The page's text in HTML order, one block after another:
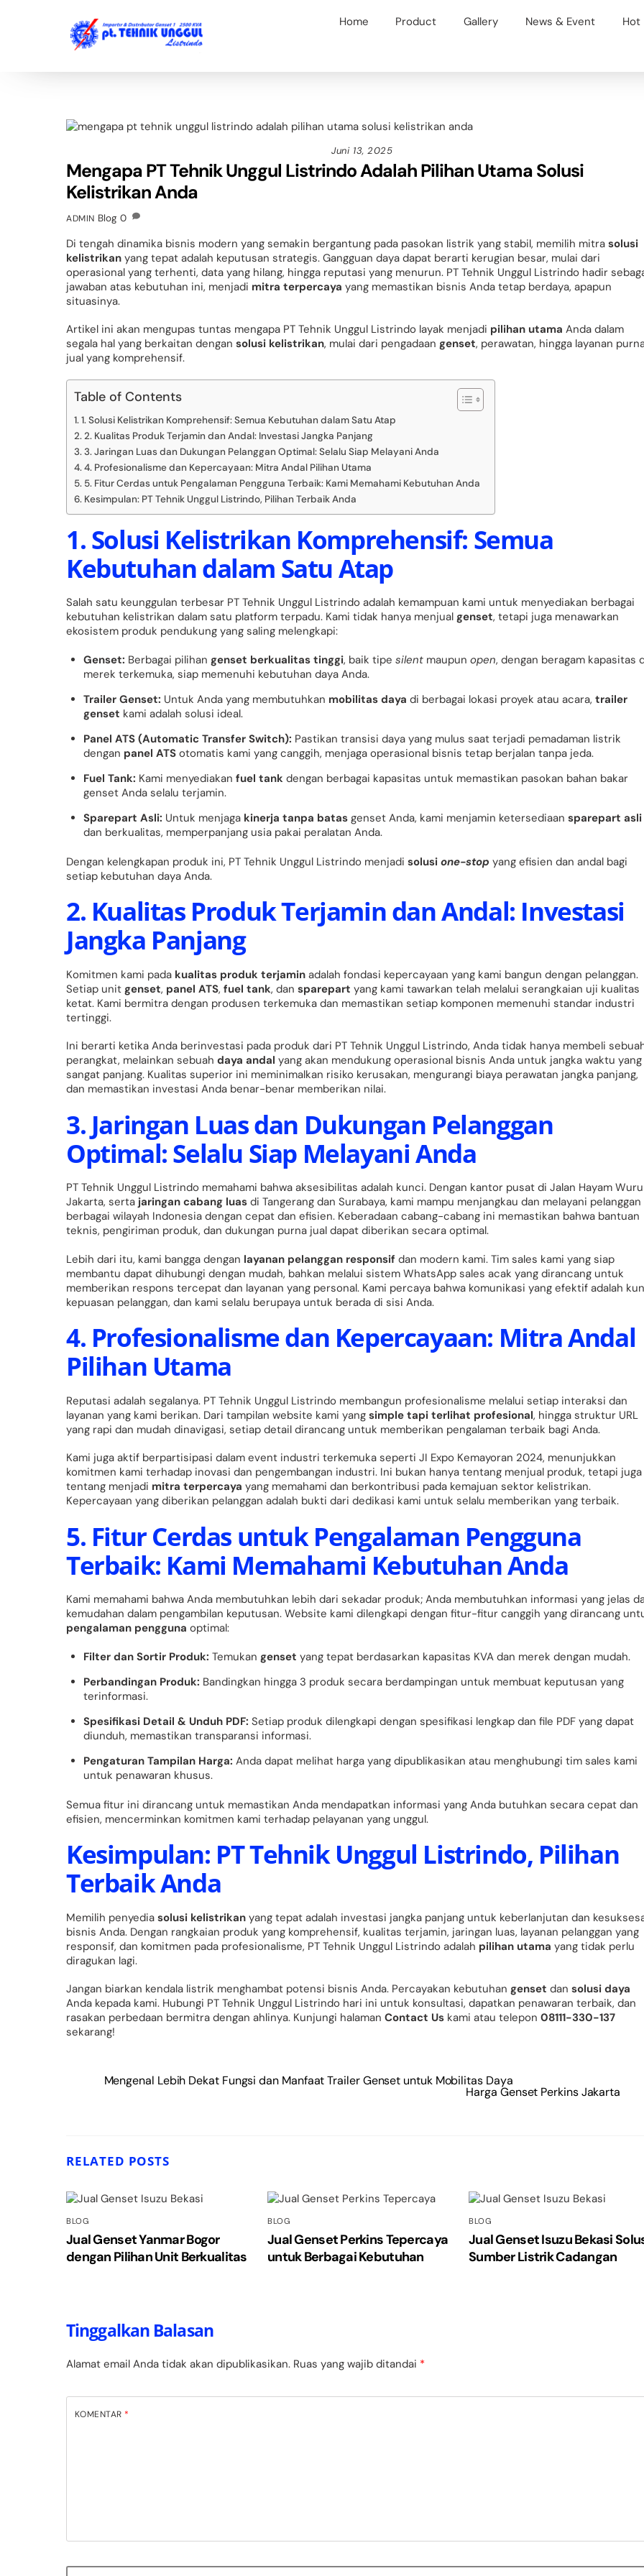
Home Product Gallery News & Event Hot
Juni 13, 2025
Mengapa PT Tehnik Unggul Listrindo Adalah Pilihan Utama Solusi
Kelistrikan Anda
ADMIN Blog 0
Di tengah dinamika bisnis modern yang semakin bergantung pada pasokan listrik yang stabil, memilih mitra solusi
kelistrikan yang tepat adalah keputusan strategis. Gangguan daya dapat berarti kerugian besar, mulai dari
operasional yang terhenti, data yang hilang, hingga reputasi yang menurun. PT Tehnik Unggul Listrindo hadir
jawaban atas kebutuhan ini, menjadi mitra terpercaya yang memastikan bisnis Anda tetap berdaya, apapun
situasinya.
Artikel ini akan mengupas tuntas mengapa PT Tehnik Unggul Listrindo layak menjadi pilihan utama Anda dalam
segala hal yang berkaitan dengan solusi kelistrikan, mulai dari pengadaan genset, perawatan, hingga layanan
jual yang komprehensif.
Table of Contents
1. Solusi Kelistrikan Komprehensif: Semua Kebutuhan dalam Satu Atap
2. Kualitas Produk Terjamin dan Andal: Investasi Jangka Panjang
3. Jaringan Luas dan Dukungan Pelanggan Optimal: Selalu Siap Melayani Anda
4. Profesionalisme dan Kepercayaan: Mitra Andal Pilihan Utama
5. Fitur Cerdas untuk Pengalaman Pengguna Terbaik: Kami Memahami Kebutuhan Anda
Kesimpulan: PT Tehnik Unggul Listrindo, Pilihan Terbaik Anda
1. Solusi Kelistrikan Komprehensif: Semua
Kebutuhan dalam Satu Atap
Salah satu keunggulan terbesar PT Tehnik Unggul Listrindo adalah kemampuan kami untuk menyediakan berbagai
kebutuhan kelistrikan dalam satu platform terpadu. Kami tidak hanya menjual genset, tetapi juga menawarkan
ekosistem produk pendukung yang saling melengkapi:
Genset: Berbagai pilihan genset berkualitas tinggi, baik tipe silent maupun open, dengan beragam kapasitas
merek terkemuka, siap memenuhi kebutuhan daya Anda.
Trailer Genset: Untuk Anda yang membutuhkan mobilitas daya di berbagai lokasi proyek atau acara, trailer
genset kami adalah solusi ideal.
Panel ATS (Automatic Transfer Switch): Pastikan transisi daya yang mulus saat terjadi pemadaman listrik
dengan panel ATS otomatis kami yang canggih, menjaga operasional bisnis tetap berjalan tanpa jeda.
Fuel Tank: Kami menyediakan fuel tank dengan berbagai kapasitas untuk memastikan pasokan bahan bakar
genset Anda selalu terjamin.
Sparepart Asli: Untuk menjaga kinerja tanpa batas genset Anda, kami menjamin ketersediaan sparepart asli
dan berkualitas, memperpanjang usia pakai peralatan Anda.
Dengan kelengkapan produk ini, PT Tehnik Unggul Listrindo menjadi solusi one-stop yang efisien dan andal bagi
setiap kebutuhan daya Anda.
2. Kualitas Produk Terjamin dan Andal: Investasi
Jangka Panjang
Komitmen kami pada kualitas produk terjamin adalah fondasi kepercayaan yang kami bangun dengan pelanggan.
Setiap unit genset, panel ATS, fuel tank, dan sparepart yang kami tawarkan telah melalui serangkaian uji kualitas
ketat. Kami bermitra dengan produsen terkemuka dan memastikan setiap komponen memenuhi standar industri
tertinggi.
Ini berarti ketika Anda berinvestasi pada produk dari PT Tehnik Unggul Listrindo, Anda tidak hanya membeli
perangkat, melainkan sebuah daya andal yang akan mendukung operasional bisnis Anda untuk jangka waktu yang
sangat panjang. Kualitas superior ini meminimalkan risiko kerusakan, mengurangi biaya perawatan jangka panjang,
dan memastikan investasi Anda benar-benar memberikan nilai.
3. Jaringan Luas dan Dukungan Pelanggan
Optimal: Selalu Siap Melayani Anda
PT Tehnik Unggul Listrindo memahami bahwa aksesibilitas adalah kunci. Dengan kantor pusat di Jalan Hayam
Jakarta, serta jaringan cabang luas di Tangerang dan Surabaya, kami mampu menjangkau dan melayani
berbagai wilayah Indonesia dengan cepat dan efisien. Keberadaan cabang-cabang ini memastikan bahwa bantuan
teknis, pengiriman produk, dan dukungan purna jual dapat diberikan secara optimal.
Lebih dari itu, kami bangga dengan layanan pelanggan responsif dan modern kami. Tim sales kami yang siap
membantu dapat dihubungi dengan mudah, bahkan melalui sistem WhatsApp sales acak yang dirancang untuk
memberikan respons tercepat dan layanan yang personal. Kami percaya bahwa komunikasi yang efektif adalah
kepuasan pelanggan, dan kami selalu berupaya untuk berada di sisi Anda.
4. Profesionalisme dan Kepercayaan: Mitra Andal
Pilihan Utama
Reputasi adalah segalanya. PT Tehnik Unggul Listrindo membangun profesionalisme melalui setiap interaksi dan
layanan yang kami berikan. Dari tampilan website kami yang simple tapi terlihat profesional, hingga struktur URL
yang rapi dan mudah dinavigasi, setiap detail dirancang untuk memberikan pengalaman terbaik bagi Anda.
Kami juga aktif berpartisipasi dalam event industri terkemuka seperti JI Expo Kemayoran 2024, menunjukkan
komitmen kami terhadap inovasi dan pengembangan industri. Ini bukan hanya tentang menjual produk, tetapi juga
tentang menjadi mitra terpercaya yang memahami dan berkontribusi pada kemajuan sektor kelistrikan.
Kepercayaan yang diberikan pelanggan adalah bukti dari dedikasi kami untuk selalu memberikan yang terbaik.
5. Fitur Cerdas untuk Pengalaman Pengguna
Terbaik: Kami Memahami Kebutuhan Anda
Kami memahami bahwa Anda membutuhkan lebih dari sekadar produk; Anda membutuhkan informasi yang jelas
kemudahan dalam pengambilan keputusan. Website kami dilengkapi dengan fitur-fitur canggih yang dirancang
pengalaman pengguna optimal:
Filter dan Sortir Produk: Temukan genset yang tepat berdasarkan kapasitas KVA dan merek dengan mudah.
Perbandingan Produk: Bandingkan hingga 3 produk secara berdampingan untuk membuat keputusan yang
terinformasi.
Spesifikasi Detail & Unduh PDF: Setiap produk dilengkapi dengan spesifikasi lengkap dan file PDF yang dapat
diunduh, memastikan transparansi informasi.
Pengaturan Tampilan Harga: Anda dapat melihat harga yang dipublikasikan atau menghubungi tim sales kami
untuk penawaran khusus.
Semua fitur ini dirancang untuk memastikan Anda mendapatkan informasi yang Anda butuhkan secara cepat dan
efisien, mencerminkan komitmen kami terhadap pelayanan yang unggul.
Kesimpulan: PT Tehnik Unggul Listrindo, Pilihan
Terbaik Anda
Memilih penyedia solusi kelistrikan yang tepat adalah investasi jangka panjang untuk keberlanjutan dan
bisnis Anda. Dengan rangkaian produk yang komprehensif, kualitas terjamin, jaringan luas, layanan pelanggan yang
responsif, dan komitmen pada profesionalisme, PT Tehnik Unggul Listrindo adalah pilihan utama yang tidak perlu
diragukan lagi.
Jangan biarkan kendala listrik menghambat potensi bisnis Anda. Percayakan kebutuhan genset dan solusi daya
Anda kepada kami. Hubungi PT Tehnik Unggul Listrindo hari ini untuk konsultasi, dapatkan penawaran terbaik, dan
rasakan perbedaan bermitra dengan ahlinya. Kunjungi halaman Contact Us kami atau telepon 08111-330-137
sekarang!
Mengenal Lebih Dekat Fungsi dan Manfaat Trailer Genset untuk Mobilitas Daya
Harga Genset Perkins Jakarta
RELATED POSTS
BLOG
Jual Genset Yanmar Bogor
dengan Pilihan Unit Berkualitas
BLOG
Jual Genset Perkins Tepercaya
untuk Berbagai Kebutuhan
BLOG
Jual Genset Isuzu Bekasi
Sumber Listrik Cadangan
Tinggalkan Balasan
Alamat email Anda tidak akan dipublikasikan. Ruas yang wajib ditandai *
KOMENTAR *
To